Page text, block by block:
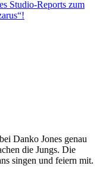
Studio-Reports zum
Danko Jones genau
die Jungs. Die
singen und feiern mit.